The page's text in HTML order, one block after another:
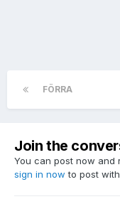
FÖRRA
Join the
You can post now and
sign in now to post